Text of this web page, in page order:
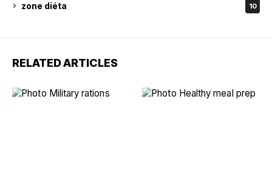
zone diéta 10
RELATED ARTICLES